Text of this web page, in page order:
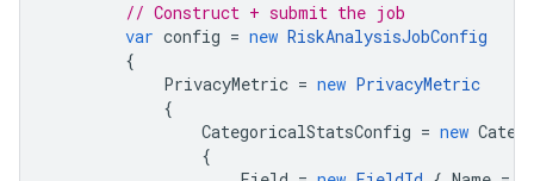
// Construct + submit the job
var config = new RiskAnalysisJobConfig
{
PrivacyMetric = new PrivacyMetric
{
CategoricalStatsConfig = new
{